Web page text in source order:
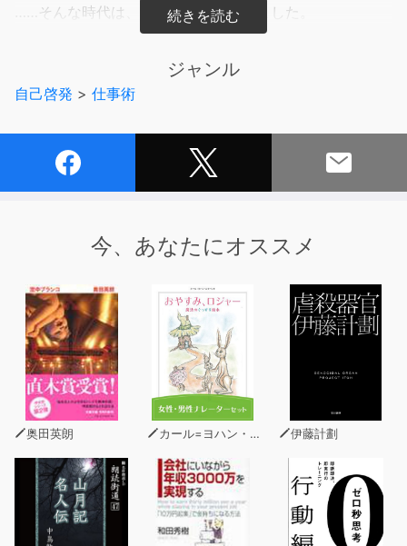
……そんな時代は、とうの昔に終わりました。
存分に使いながら自分で好きな仕事をつくって、自由に働
く方法があります。
その働き方を本書では、「会社員３．０」と定義します。
した社内起業家が、
方を説く！
役職も年次も関係なし！
やりたい仕事をつくって承認をもらう超・合理的な会社員
のすすめ！
【本書では会社員を３段階に定義します】
会社の命令で生活のために働く
◯会社員２．０
高給と権限を求めて社員同士で競争する
◎会社員３．０
ジャンル
自己啓発 > 仕事術
今、あなたにオススメ
奥田英朗 カール=ヨハン・エリーン 伊藤計劃